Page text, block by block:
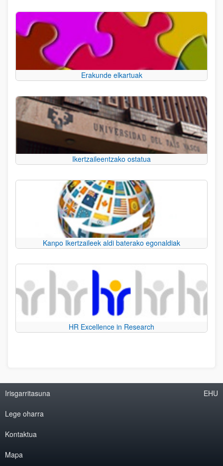
Erakunde elkartuak
Ikertzaileentzako ostatua
Kanpo Ikertzaileek aldi baterako egonaldiak
HR Excellence in Research
Irisgarritasuna
Lege oharra
Kontaktua
Mapa
EHU